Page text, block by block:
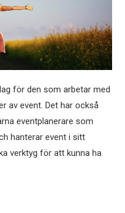
för den som arbetar med
av event. Det har också
eventplanerare som
hanterar event i sitt
verktyg för att kunna ha